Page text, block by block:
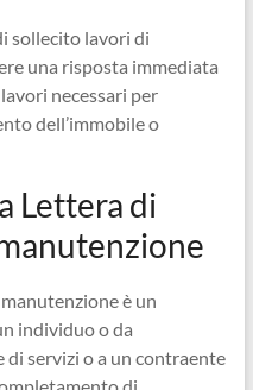
sollecito lavori di
una risposta immediata
necessari per
dell’immobile o
Lettera di
è un
individuo o da
di servizi o a un contraente